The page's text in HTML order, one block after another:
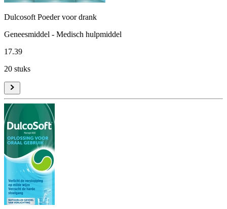
Dulcosoft Poeder voor drank
Geneesmiddel - Medisch hulpmiddel
17.39
20 stuks